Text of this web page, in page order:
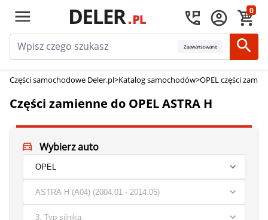
0
Zaawansowane
Części samochodowe Deler.pl>Katalog samochodów>OPEL części
Części zamienne do OPEL ASTRA H
Wybierz auto